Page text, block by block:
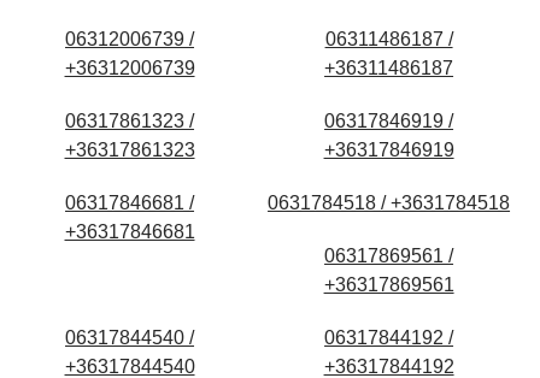
06312006739 /
+36312006739
06311486187 /
+36311486187
06317861323 /
+36317861323
06317846919 /
+36317846919
06317846681 /
+36317846681
0631784518 / +3631784518
06317869561 /
+36317869561
06317844540 /
+36317844540
06317844192 /
+36317844192